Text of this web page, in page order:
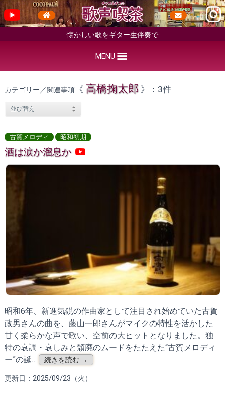
懐かしい歌をギター生伴奏で
MENU
カテゴリー／関連事項《 高橋掬太郎》：3件
古賀メロディ 昭和初期
酒は涙か溜息か
昭和6年、新進気鋭の作曲家として注目され始めていた古賀
政男さんの曲を、藤山一郎さんがマイクの特性を活かした
甘く柔らかな声で歌い、空前の大ヒットとなりました。独
特の哀調・哀しみと頽廃のムードをたたえた“古賀メロディ
ー”の誕…
続きを読む →
更新日：2025/09/23（火）